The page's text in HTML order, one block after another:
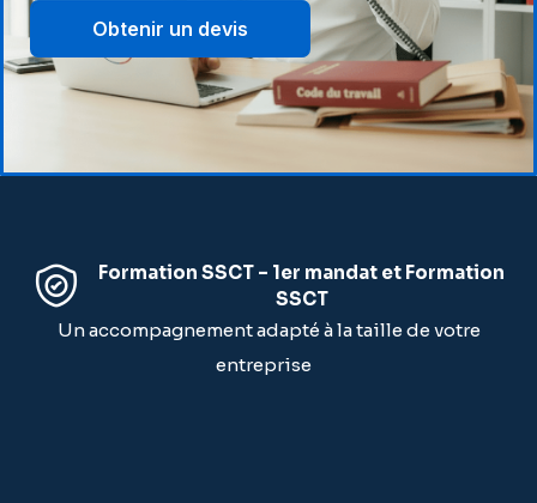
Obtenir un devis
Formation SSCT – 1er mandat et Formation
SSCT
Un accompagnement adapté à la taille de votre
entreprise